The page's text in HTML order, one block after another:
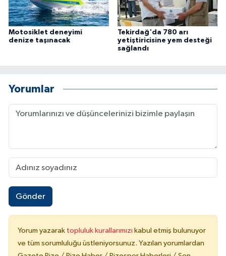
Motosiklet deneyimi
denize taşınacak
Tekirdağ'da 780 arı
yetiştiricisine yem desteği
sağlandı
Yorumlar
Gönder
Yorum yazarak topluluk kurallarımızı kabul etmiş bulunuyor
ve tüm sorumluluğu üstleniyorsunuz. Yazılan yorumlardan